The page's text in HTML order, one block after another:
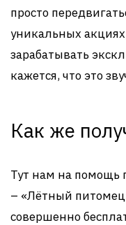
просто
уникальных
зарабатывать
кажется, что это
Как же
Тут нам на помощь
– «Лётный
совершенно